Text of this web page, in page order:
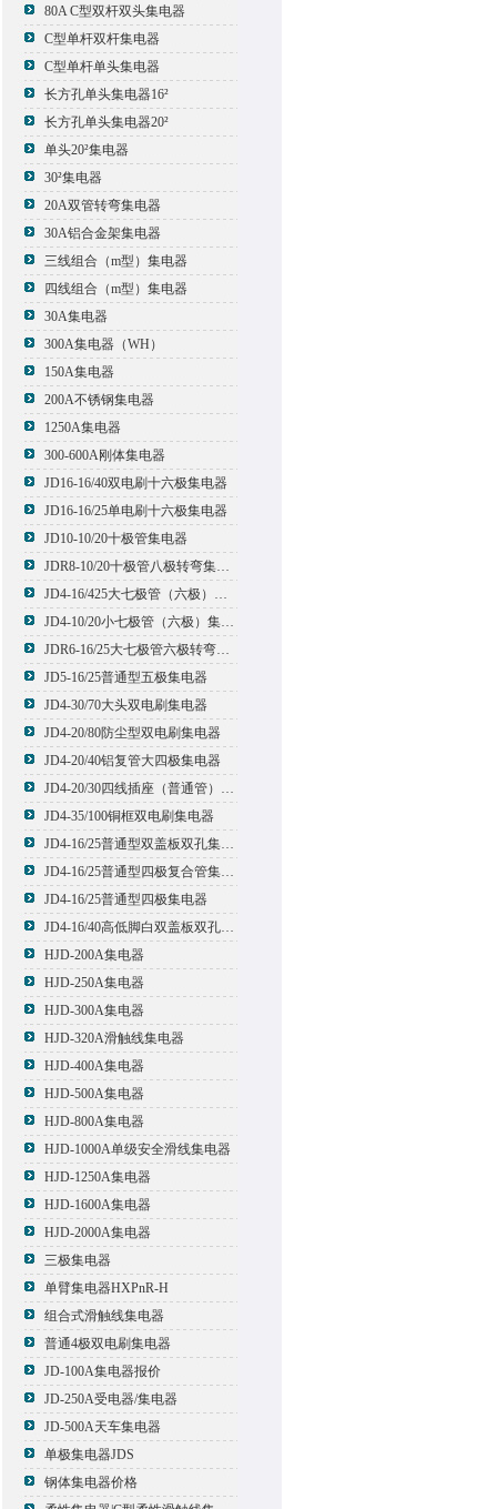
80A C型双杆双头集电器
C型单杆双杆集电器
C型单杆单头集电器
长方孔单头集电器16²
长方孔单头集电器20²
单头20²集电器
30²集电器
20A双管转弯集电器
30A铝合金架集电器
三线组合（m型）集电器
四线组合（m型）集电器
30A集电器
300A集电器（WH）
150A集电器
200A不锈钢集电器
1250A集电器
300-600A刚体集电器
JD16-16/40双电刷十六极集电器
JD16-16/25单电刷十六极集电器
JD10-10/20十极管集电器
JDR8-10/20十极管八极转弯集电器
JD4-16/425大七极管（六极）集电器
JD4-10/20小七极管（六极）集电器
JDR6-16/25大七极管六极转弯集电器
JD5-16/25普通型五极集电器
JD4-30/70大头双电刷集电器
JD4-20/80防尘型双电刷集电器
JD4-20/40铝复管大四极集电器
JD4-20/30四线插座（普通管）集电器
JD4-35/100铜框双电刷集电器
JD4-16/25普通型双盖板双孔集电器
JD4-16/25普通型四极复合管集电器
JD4-16/25普通型四极集电器
JD4-16/40高低脚白双盖板双孔集电器
HJD-200A集电器
HJD-250A集电器
HJD-300A集电器
HJD-320A滑触线集电器
HJD-400A集电器
HJD-500A集电器
HJD-800A集电器
HJD-1000A单级安全滑线集电器
HJD-1250A集电器
HJD-1600A集电器
HJD-2000A集电器
三极集电器
单臂集电器HXPnR-H
组合式滑触线集电器
普通4极双电刷集电器
JD-100A集电器报价
JD-250A受电器/集电器
JD-500A天车集电器
单极集电器JDS
钢体集电器价格